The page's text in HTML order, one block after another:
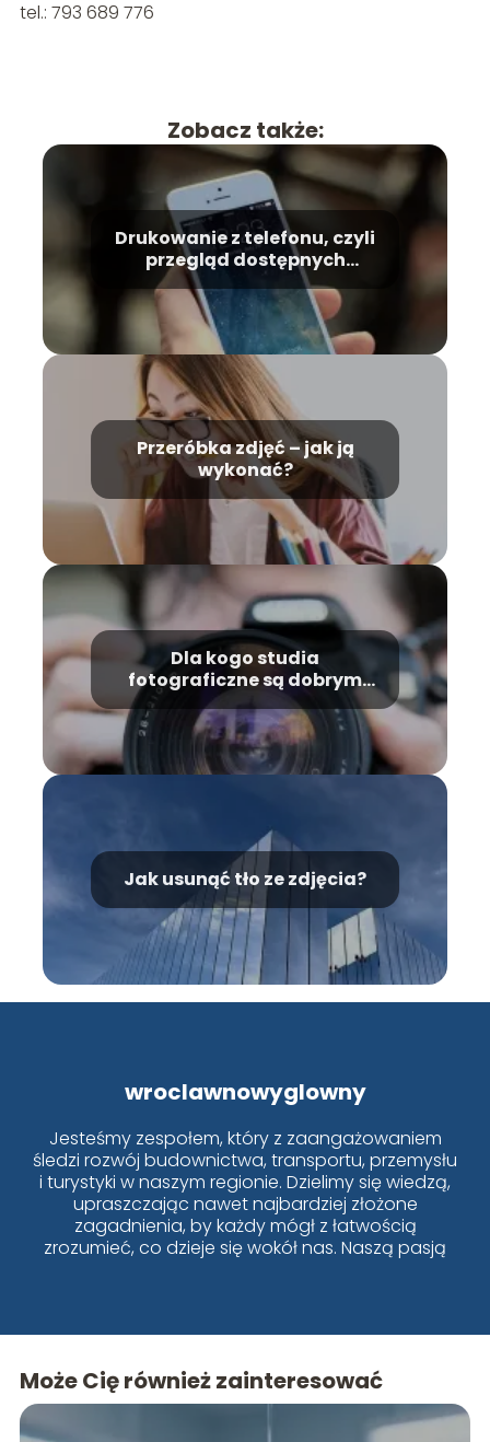
tel.: 793 689 776
Zobacz także:
Drukowanie z telefonu, czyli
przegląd dostępnych
technologii
Przeróbka zdjęć – jak ją
wykonać?
Dla kogo studia
fotograficzne są dobrym
wyborem?
Jak usunąć tło ze zdjęcia?
wroclawnowyglowny
Jesteśmy zespołem, który z zaangażowaniem
śledzi rozwój budownictwa, transportu, przemysłu
i turystyki w naszym regionie. Dzielimy się wiedzą,
upraszczając nawet najbardziej złożone
zagadnienia, by każdy mógł z łatwością
zrozumieć, co dzieje się wokół nas. Naszą pasją
Może Cię również zainteresować